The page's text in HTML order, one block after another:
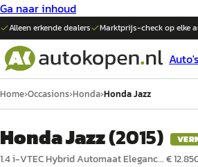
Ga naar inhoud
Alleen erkende dealers Marktprijs-check op elke
Auto's
Home›Occasions›Honda›Honda Jazz
Honda Jazz(2015)
1.4 i-VTEC Hybrid Automaat Eleganc... €